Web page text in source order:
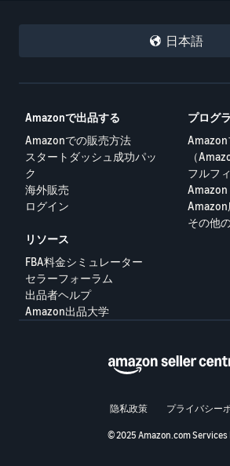
日本語
Amazonで出品する
Amazonでの販売方法
スタートダッシュ成功パッ
ク
海外販売
ログイン
プログ
（
フルフ
Amazon
その他
リソース
FBA料金シミュレーター
セラーフォーラム
出品者ヘルプ
Amazon出品大学
隐私政策 プライバシー
© 2025 Amazon.com Services